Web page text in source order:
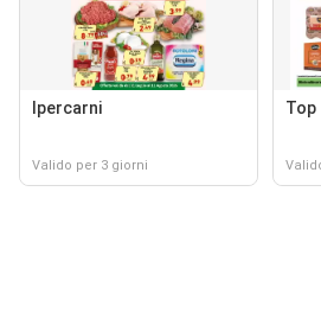
Ipercarni
Valido per 3 giorni
Top